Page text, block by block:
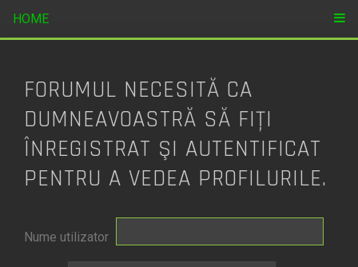
HOME
FORUMUL NECESITĂ CA
DUMNEAVOASTRĂ SĂ FIŢI
ÎNREGISTRAT ŞI AUTENTIFICAT
PENTRU A VEDEA PROFILURILE.
Nume utilizator